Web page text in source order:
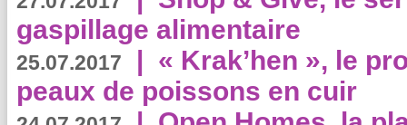
gaspillage alimentaire
25.07.2017 | « Krak’hen », le
peaux de poissons en cuir